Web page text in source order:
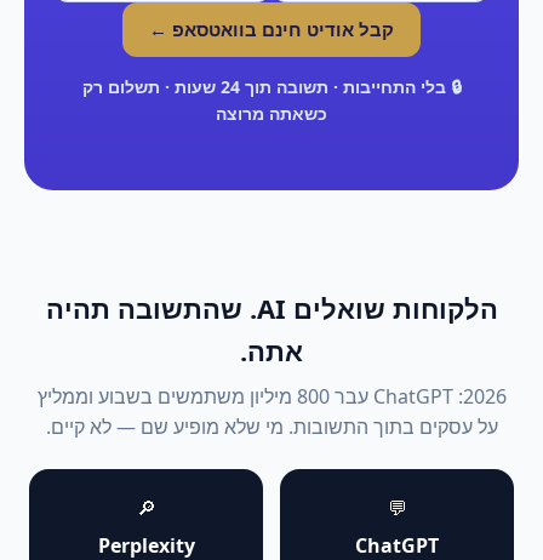
קבל אודיט חינם בוואטסאפ ←
🔒 בלי התחייבות · תשובה תוך 24 שעות · תשלום רק
כשאתה מרוצה
הלקוחות שואלים AI. שהתשובה תהיה
אתה.
2026: ChatGPT עבר 800 מיליון משתמשים בשבוע וממליץ
על עסקים בתוך התשובות. מי שלא מופיע שם — לא קיים.
💬
ChatGPT
🔎
Perplexity